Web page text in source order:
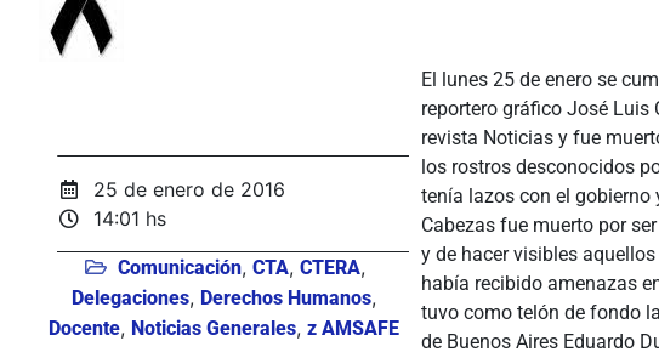
25 de enero de 2016
14:01 hs
Comunicación, CTA, CTERA,
Delegaciones, Derechos Humanos,
Docente, Noticias Generales, z AMSAFE
El lunes 25 de enero se
reportero gráfico José Luis
revista Noticias y fue
los rostros desconocidos
tenía lazos con el
Cabezas fue muerto por
y de hacer visibles
había recibido amenazas
tuvo como telón de fondo
de Buenos Aires Eduardo